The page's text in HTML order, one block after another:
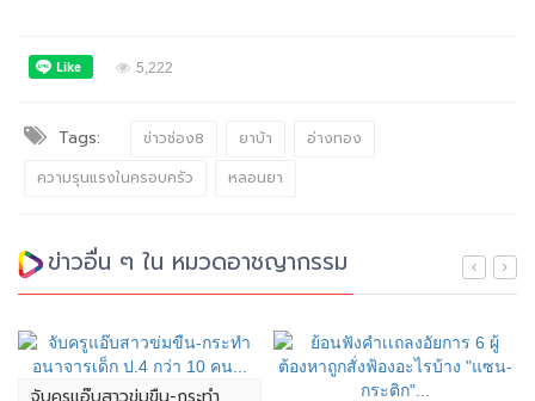
5,222
Tags: ข่าวช่อง8 ยาบ้า
อ่างทอง
ความรุนแรงในครอบครัว
หลอนยา
ข่าวอื่น ๆ ใน หมวดอาชญากรรม